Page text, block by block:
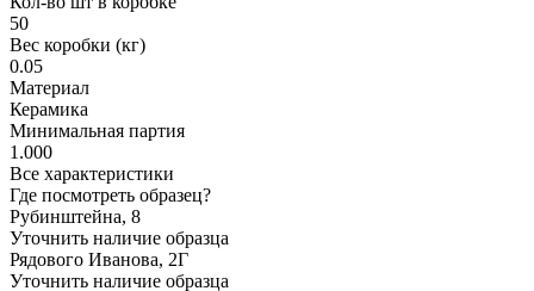
50
Вес коробки (кг)
0.05
Материал
Керамика
Минимальная партия
1.000
Все характеристики
Где посмотреть образец?
Рубинштейна, 8
Уточнить наличие образца
Рядового Иванова, 2Г
Уточнить наличие образца